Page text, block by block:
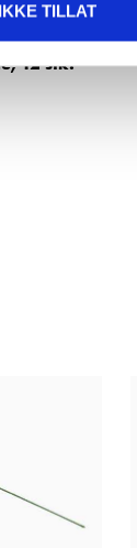
IKKE TILLAT
12 stk.